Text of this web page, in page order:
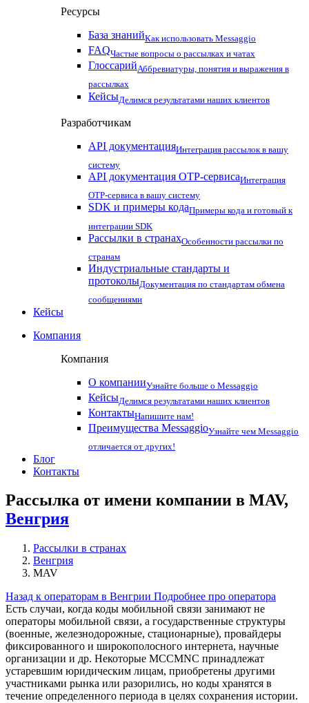
Ресурсы
База знанийКак использовать Messaggio
FAQЧастые вопросы о рассылках и чатах
ГлоссарийАббревиатуры, понятия и выражения в
рассылках
КейсыДелимся результатами наших клиентов
Разработчикам
API документацияИнтеграция рассылок в вашу
систему
API документация OTP-сервисаИнтеграция
OTP-сервиса в вашу систему
SDK и примеры кодаПримеры кода и готовый к
интеграции SDK
Рассылки в странахОсобенности рассылки по
странам
Индустриальные стандарты и
протоколыДокументация по стандартам обмена
сообщениями
Кейсы
Компания
Компания
О компанииУзнайте больше о Messaggio
КейсыДелимся результатами наших клиентов
КонтактыНапишите нам!
Преимущества MessaggioУзнайте чем Messaggio
отличается от других!
Блог
Контакты
Рассылка от имени компании в MAV,
Венгрия
Рассылки в странах
Венгрия
MAV
Назад к операторам в Венгрии Подробнее про оператора
Есть случаи, когда коды мобильной связи занимают не
операторы мобильной связи, а государственные структуры
(военные, железнодорожные, стационарные), провайдеры
фиксированного и широкополосного интернета, научные
организации и др. Некоторые MCCMNC принадлежат
устаревшим юридическим лицам, приобретены другими
участниками рынка или разорились, но коды хранятся в
течение определенного периода в целях сохранения истории.